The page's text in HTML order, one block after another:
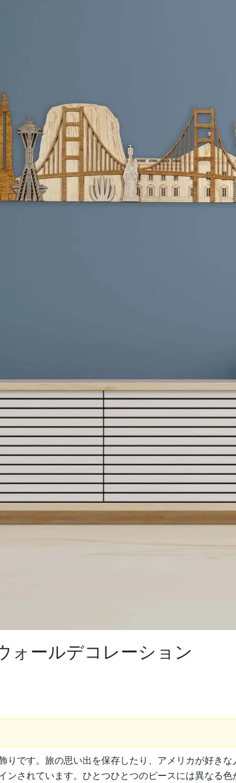
ォールデコレーション
りです。旅の思い出を保存したり、アメリカが好き
されています。ひとつひとつのピースには異なる